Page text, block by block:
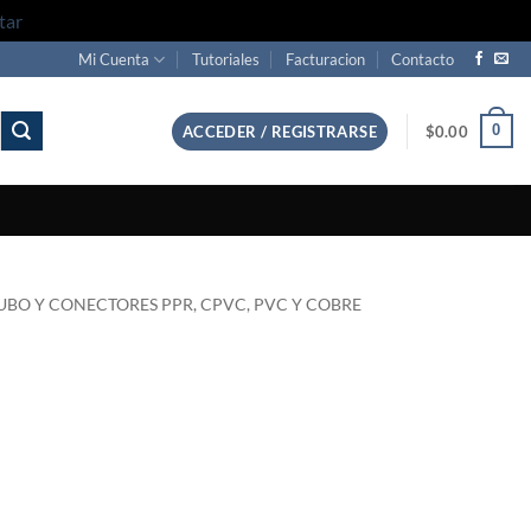
Mi Cuenta Tutoriales Facturacion Contacto
ACCEDER / REGISTRARSE $0.00 0
Y CONECTORES PPR, CPVC, PVC Y COBRE